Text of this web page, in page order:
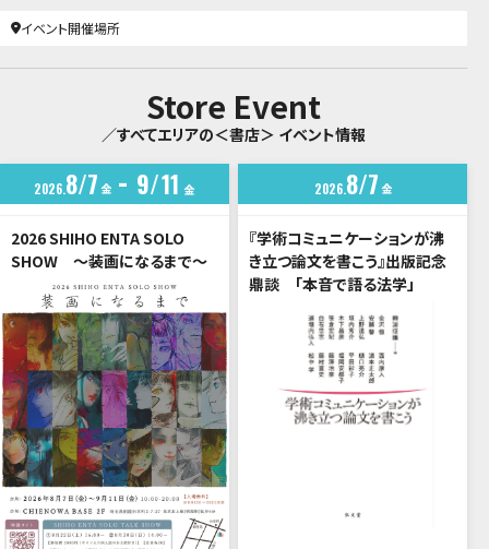
イベント開催場所
Store Event
／すべてエリアの＜書店＞ イベント情報
2026 8 7 金 9 11 金
2026 SHIHO ENTA SOLO
SHOW ～装画になるまで～
20268 7 金
『学術コミュニケーションが沸
き立つ論文を書こう』出版記念
鼎談 「本音で語る法学」